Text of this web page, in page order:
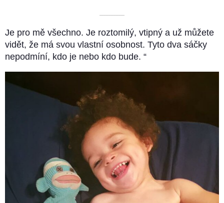
––––––––––
Je pro mě všechno. Je roztomilý, vtipný a už můžete
vidět, že má svou vlastní osobnost. Tyto dva sáčky
nepodmíní, kdo je nebo kdo bude. “